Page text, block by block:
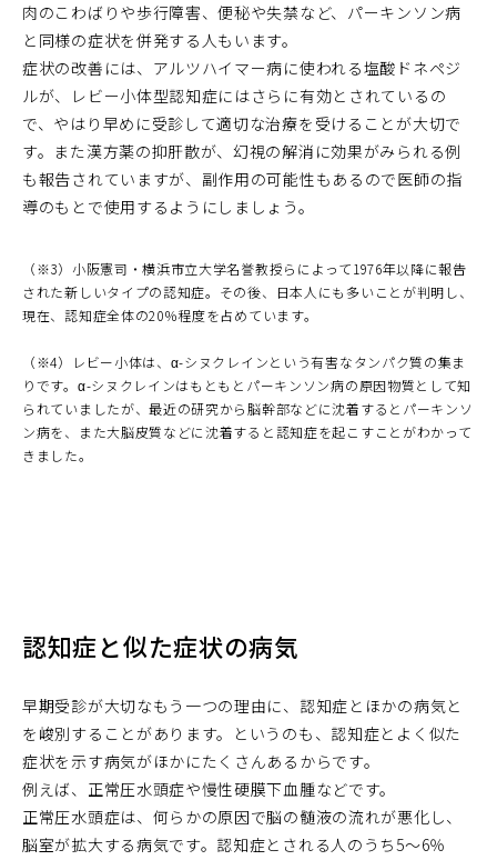
肉のこわばりや歩行障害、便秘や失禁など、パーキンソン病
と同様の症状を併発する人もいます。
症状の改善には、アルツハイマー病に使われる塩酸ドネペジ
ルが、レビー小体型認知症にはさらに有効とされているの
で、やはり早めに受診して適切な治療を受けることが大切で
す。また漢方薬の抑肝散が、幻視の解消に効果がみられる例
も報告されていますが、副作用の可能性もあるので医師の指
導のもとで使用するようにしましょう。
（※3）小阪憲司・横浜市立大学名誉教授らによって1976年以降に報告
された新しいタイプの認知症。その後、日本人にも多いことが判明し、
現在、認知症全体の20％程度を占めています。
（※4）レビー小体は、α-シヌクレインという有害なタンパク質の集ま
りです。α-シヌクレインはもともとパーキンソン病の原因物質として知
られていましたが、最近の研究から脳幹部などに沈着するとパーキンソ
ン病を、また大脳皮質などに沈着すると認知症を起こすことがわかって
きました。
認知症と似た症状の病気
早期受診が大切なもう一つの理由に、認知症とほかの病気と
を峻別することがあります。というのも、認知症とよく似た
症状を示す病気がほかにたくさんあるからです。
例えば、正常圧水頭症や慢性硬膜下血腫などです。
正常圧水頭症は、何らかの原因で脳の髄液の流れが悪化し、
脳室が拡大する病気です。認知症とされる人のうち5～6％